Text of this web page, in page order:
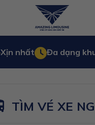
Xịn nhất Đa dạng
TÌM VÉ XE